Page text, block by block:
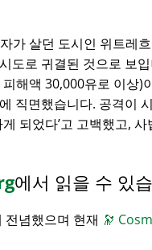
가 살던 도시인 위트레
도로 귀결된 것으로 보
해액 30,000유로 이상)
직면했습니다. 공격이
되었다고 고백했고,
에서 읽을 수 있
전념했으며 현재 🔭